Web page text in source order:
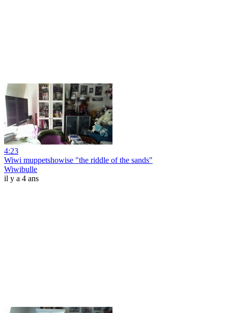
4:23
Wiwi muppetshowise "the riddle of the sands"
Wiwibulle
il y a 4 ans